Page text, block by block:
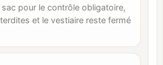
pour le contrôle obligatoire,
et le vestiaire reste fermé